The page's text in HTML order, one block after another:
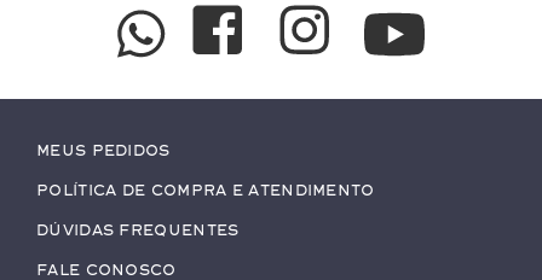
Meus pedidos
Política de Compra e Atendimento
Dúvidas Frequentes
Fale conosco